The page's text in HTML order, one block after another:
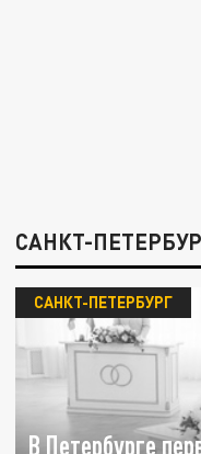
САНКТ-
В Петербурге
САНКТ-ПЕТЕРБУРГ